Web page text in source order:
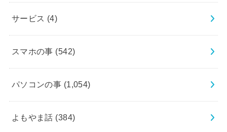
サービス (4)
スマホの事 (542)
パソコンの事 (1,054)
よもやま話 (384)